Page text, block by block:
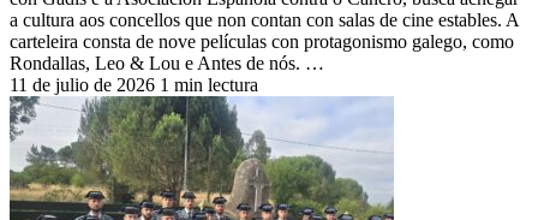
a cultura aos concellos que non contan con salas de cine estables. A
carteleira consta de nove películas con protagonismo galego, como
Rondallas, Leo & Lou e Antes de nós. …
11 de julio de 2026 1 min lectura